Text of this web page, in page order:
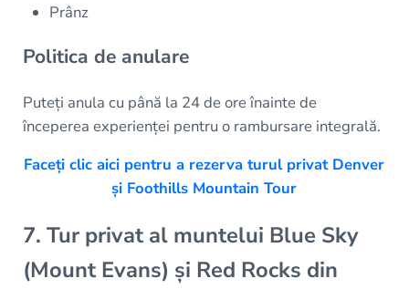
Prânz
Politica de anulare
Puteți anula cu până la 24 de ore înainte de
începerea experienței pentru o rambursare integrală.
Faceți clic aici pentru a rezerva turul privat Denver
și Foothills Mountain Tour
7. Tur privat al muntelui Blue Sky
(Mount Evans) și Red Rocks din